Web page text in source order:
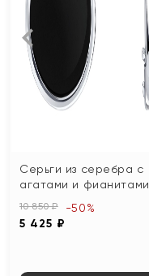
Серьги из серебра с
агатами и фианитами
10 850 ₽
5 425 ₽
-50%